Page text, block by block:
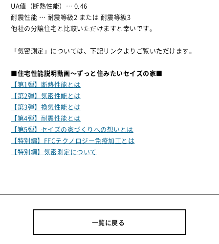
UA値（断熱性能）… 0.46
耐震性能 … 耐震等級2 または 耐震等級3
他社の分譲住宅と比較いただけますと幸いです。
「気密測定」については、下記リンクよりご覧いただけます。
■住宅性能説明動画～ずっと住みたいセイズの家■
【第1弾】断熱性能とは
【第2弾】気密性能とは
【第3弾】換気性能とは
【第4弾】耐震性能とは
【第5弾】セイズの家づくりへの想いとは
【特別編】FFCテクノロジー免疫加工とは
【特別編】気密測定について
一覧に戻る